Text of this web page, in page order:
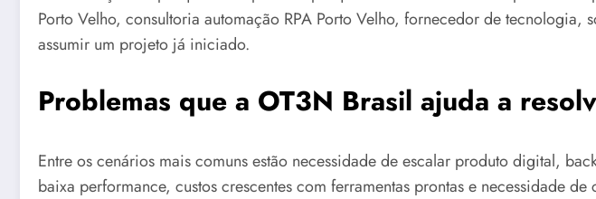
Porto Velho, consultoria automação RPA Porto Velho, fornecedor de
assumir um projeto já iniciado.
Problemas que a OT3N Brasil ajuda a
Entre os cenários mais comuns estão necessidade de escalar produto digital,
baixa performance, custos crescentes com ferramentas prontas e necessidade